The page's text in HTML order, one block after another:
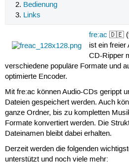
Bedienung
Links
fre:ac 🇩🇪
ist ein freier
CD-Ripper
verschiedene populäre Formate und
optimierte Encoder.
Mit fre:ac können Audio-CDs gerippt
Dateien gespeichert werden. Auch
ganze Ordner, bis zu kompletten
Formate konvertiert werden. Die
Dateinamen bleibt dabei erhalten.
Derzeit werden die folgenden
unterstützt und noch viele mehr: